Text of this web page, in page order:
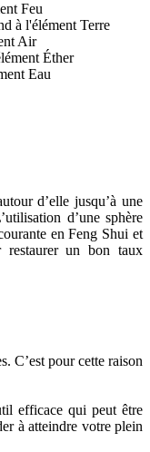
Feu
à l'élément Terre
Air
Éther
Eau
d’elle jusqu’à une
d’une sphère
en Feng Shui et
un bon taux
C’est pour cette raison
efficace qui peut être
à atteindre votre plein